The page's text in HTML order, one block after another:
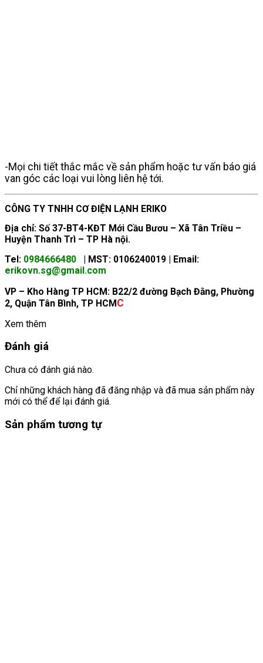
-Mọi chi tiết thắc mắc về sản phẩm hoặc tư vấn báo giá
van góc các loại vui lòng liên hệ tới.
CÔNG TY TNHH CƠ ĐIỆN LẠNH ERIKO
Địa chỉ: Số 37-BT4-KĐT Mới Cầu Bươu – Xã Tân Triều –
Huyện Thanh Trì – TP Hà nội.
Tel: 0984666480 | MST: 0106240019 | Email:
erikovn.sg@gmail.com
VP – Kho Hàng TP HCM: B22/2 đường Bạch Đằng, Phường
2, Quận Tân Bình, TP HCMC
Xem thêm
Đánh giá
Chưa có đánh giá nào.
Chỉ những khách hàng đã đăng nhập và đã mua sản phẩm này
mới có thể để lại đánh giá.
Sản phẩm tương tự